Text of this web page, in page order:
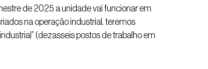
de 2025 a unidade vai funcionar em
na operação industrial, teremos
(dezasseis postos de trabalho em